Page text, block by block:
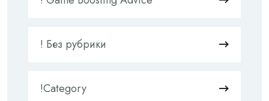
! Без рубрики
!Category